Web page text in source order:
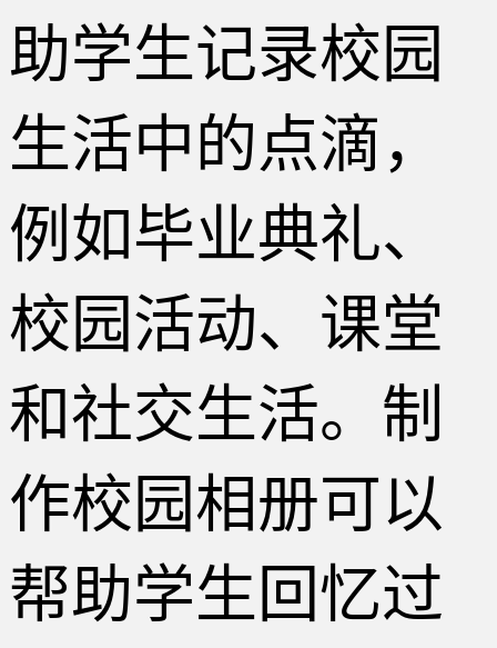
助学生记录校园
生活中的点滴，
例如毕业典礼、
校园活动、课堂
和社交生活。制
作校园相册可以
帮助学生回忆过